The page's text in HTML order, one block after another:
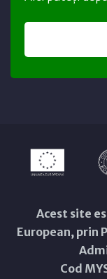
Acest site
European, prin
Cod